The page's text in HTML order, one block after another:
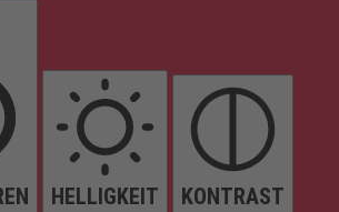
HELLIGKEIT KONTRAST